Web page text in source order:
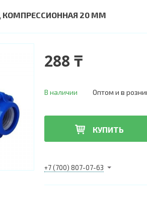
20 ММ
288 ₸
В наличии Оптом и в
КУПИТЬ
+7 (700) 807-07-63